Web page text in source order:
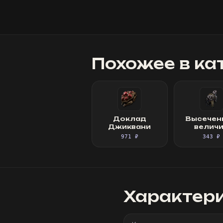
Похожее в
Доклад
Джиквани
971 ₽ 343 ₽